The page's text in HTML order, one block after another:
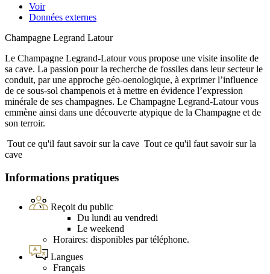
Voir
Données externes
Champagne Legrand Latour
Le Champagne Legrand-Latour vous propose une visite insolite de
sa cave. La passion pour la recherche de fossiles dans leur secteur le
conduit, par une approche géo-oenologique, à exprimer l’influence
de ce sous-sol champenois et à mettre en évidence l’expression
minérale de ses champagnes. Le Champagne Legrand-Latour vous
emmène ainsi dans une découverte atypique de la Champagne et de
son terroir.
Tout ce qu'il faut savoir sur la cave Tout ce qu'il faut savoir sur la
cave
Informations pratiques
Reçoit du public
Du lundi au vendredi
Le weekend
Horaires: disponibles par téléphone.
Langues
Français